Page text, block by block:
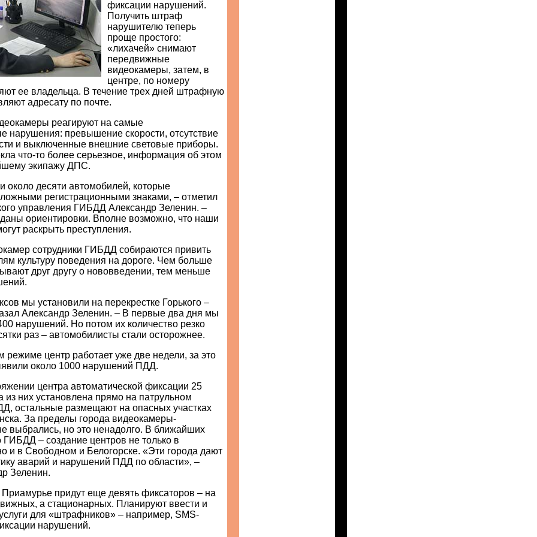
фиксации нарушений.
Получить штраф
нарушителю теперь
проще простого:
«лихачей» снимают
передвижные
видеокамеры, затем, в
центре, по номеру
ее владельца. В течение трех дней штрафную
адресату по почте.
реагируют на самые
нарушения: превышение скорости, отсутствие
и выключенные внешние световые приборы.
что-то более серьезное, информация об этом
экипажу ДПС.
десяти автомобилей, которые
регистрационными знаками, – отметил
управления ГИБДД Александр Зеленин. –
ориентировки. Вполне возможно, что наши
раскрыть преступления.
сотрудники ГИБДД собираются привить
культуру поведения на дороге. Чем больше
друг другу о нововведении, тем меньше
мы установили на перекрестке Горького –
Александр Зеленин. – В первые два дня мы
нарушений. Но потом их количество резко
раз – автомобилисты стали осторожнее.
режиме центр работает уже две недели, за это
около 1000 нарушений ПДД.
центра автоматической фиксации 25
них установлена прямо на патрульном
остальные размещают на опасных участках
За пределы города видеокамеры-
выбрались, но это ненадолго. В ближайших
ГИБДД – создание центров не только в
и в Свободном и Белогорске. «Эти города дают
аварий и нарушений ПДД по области», –
Зеленин.
Приамурье придут еще девять фиксаторов – на
а стационарных. Планируют ввести и
для «штрафников» – например, SMS-
нарушений.